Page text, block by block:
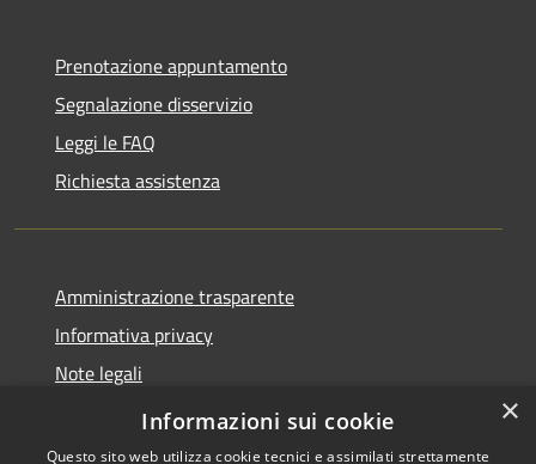
Prenotazione appuntamento
Segnalazione disservizio
Leggi le FAQ
Richiesta assistenza
Amministrazione trasparente
Informativa privacy
Note legali
Dichiarazione di accessibilità
×
Informazioni sui cookie
Questo sito web utilizza cookie tecnici e assimilati strettamente